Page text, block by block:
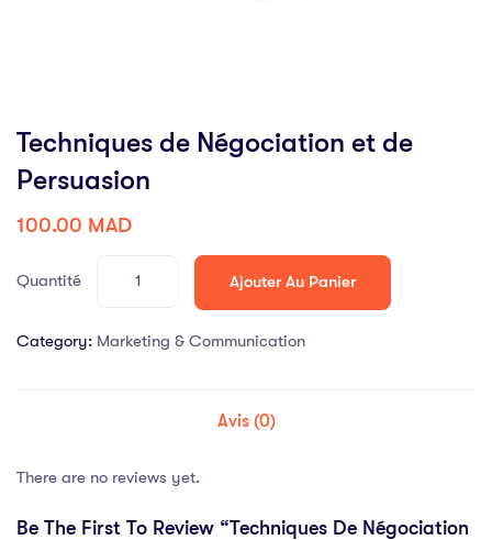
Techniques de Négociation et de
Persuasion
100.00 MAD
Quantité Ajouter Au Panier
Category: Marketing & Communication
Avis (0)
There are no reviews yet.
Be The First To Review “Techniques De Négociation